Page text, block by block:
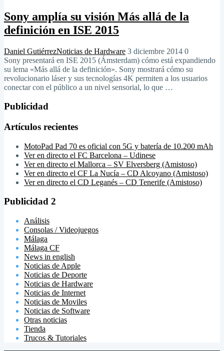
Sony amplía su visión Más allá de la
definición en ISE 2015
Daniel GutiérrezNoticias de Hardware 3 diciembre 2014 0
Sony presentará en ISE 2015 (Ámsterdam) cómo está expandiendo
su lema «Más allá de la definición». Sony mostrará cómo su
revolucionario láser y sus tecnologías 4K permiten a los usuarios
conectar con el público a un nivel sensorial, lo que …
Publicidad
Artículos recientes
MotoPad Pad 70 es oficial con 5G y batería de 10.200 mAh
Ver en directo el FC Barcelona – Udinese
Ver en directo el Mallorca – SV Elversberg (Amistoso)
Ver en directo el CF La Nucía – CD Alcoyano (Amistoso)
Ver en directo el CD Leganés – CD Tenerife (Amistoso)
Publicidad 2
Análisis
Consolas / Videojuegos
Málaga
Málaga CF
News in english
Noticias de Apple
Noticias de Deporte
Noticias de Hardware
Noticias de Internet
Noticias de Moviles
Noticias de Software
Otras noticias
Tienda
Trucos & Tutoriales